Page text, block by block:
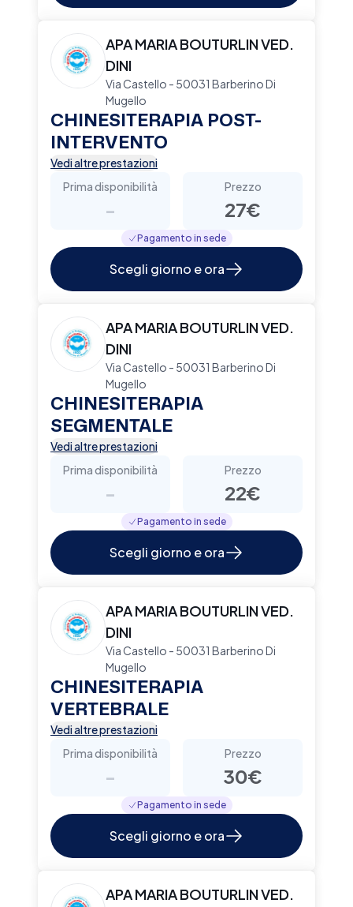
APA MARIA BOUTURLIN VED.
DINI
Via Castello - 50031 Barberino Di
Mugello
CHINESITERAPIA POST-
INTERVENTO
Vedi altre prestazioni
Prima disponibilità
-
Prezzo
27€
Pagamento in sede
Scegli giorno e ora
APA MARIA BOUTURLIN VED.
DINI
Via Castello - 50031 Barberino Di
Mugello
CHINESITERAPIA
SEGMENTALE
Vedi altre prestazioni
Prima disponibilità
-
Prezzo
22€
Pagamento in sede
Scegli giorno e ora
APA MARIA BOUTURLIN VED.
DINI
Via Castello - 50031 Barberino Di
Mugello
CHINESITERAPIA
VERTEBRALE
Vedi altre prestazioni
Prima disponibilità
-
Prezzo
30€
Pagamento in sede
Scegli giorno e ora
APA MARIA BOUTURLIN VED.